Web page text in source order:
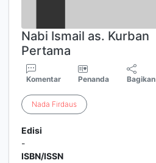
Nabi Ismail as. Kurban
Pertama
Komentar Penanda Bagikan
Nada Firdaus
Edisi
-
ISBN/ISSN